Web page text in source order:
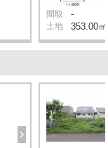
間取 -
土地 353.00㎡